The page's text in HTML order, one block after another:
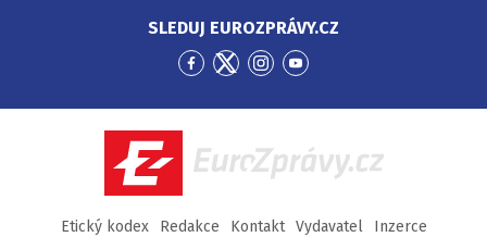
SLEDUJ EUROZPRÁVY.CZ
Přejít
Facebook
Přejít
Twitter
Přejít
Instagram
Přejít
YouTube
EuroZprávy.cz
Etický kodex Redakce Kontakt Vydavatel
Inzerce